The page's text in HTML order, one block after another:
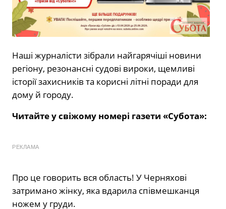
Наші журналісти зібрали найгарячіші новини
регіону, резонансні судові вироки, щемливі
історії захисників та корисні літні поради для
дому й городу.
Читайте у свіжому номері газети «Субота»:
РЕКЛАМА
Про це говорить вся область! У Черняхові
затримано жінку, яка вдарила співмешканця
ножем у груди.